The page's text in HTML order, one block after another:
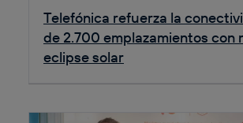
Telefónica refuerza la
de 2.700 emplazamientos con
eclipse solar